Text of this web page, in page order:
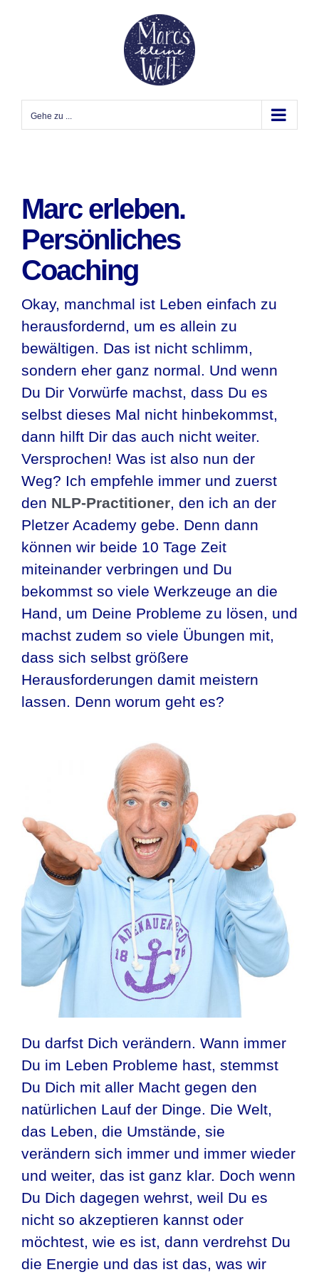
Gehe zu ...
Marc erleben.
Persönliches
Coaching
Okay, manchmal ist Leben einfach zu
herausfordernd, um es allein zu
bewältigen. Das ist nicht schlimm,
sondern eher ganz normal. Und wenn
Du Dir Vorwürfe machst, dass Du es
selbst dieses Mal nicht hinbekommst,
dann hilft Dir das auch nicht weiter.
Versprochen! Was ist also nun der
Weg? Ich empfehle immer und zuerst
den NLP-Practitioner, den ich an der
Pletzer Academy gebe. Denn dann
können wir beide 10 Tage Zeit
miteinander verbringen und Du
bekommst so viele Werkzeuge an die
Hand, um Deine Probleme zu lösen, und
machst zudem so viele Übungen mit,
dass sich selbst größere
Herausforderungen damit meistern
lassen. Denn worum geht es?
Du darfst Dich verändern. Wann immer
Du im Leben Probleme hast, stemmst
Du Dich mit aller Macht gegen den
natürlichen Lauf der Dinge. Die Welt,
das Leben, die Umstände, sie
verändern sich immer und immer wieder
und weiter, das ist ganz klar. Doch wenn
Du Dich dagegen wehrst, weil Du es
nicht so akzeptieren kannst oder
möchtest, wie es ist, dann verdrehst Du
die Energie und das ist das, was wir